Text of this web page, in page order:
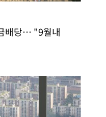
배당… "9월내